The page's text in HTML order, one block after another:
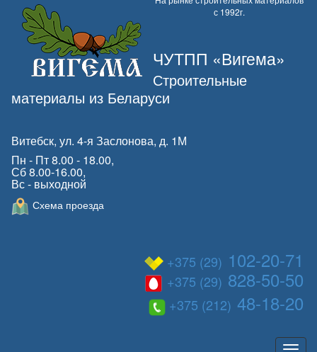
с 1992г.
ЧУТПП «Вигема»
Строительные
материалы из Беларуси
Витебск, ул. 4-я Заслонова, д. 1М
Пн - Пт 8.00 - 18.00,
Сб 8.00-16.00,
Вс - выходной
Схема проезда
+375 (29) 102-20-71
+375 (29) 828-50-50
+375 (212) 48-18-20